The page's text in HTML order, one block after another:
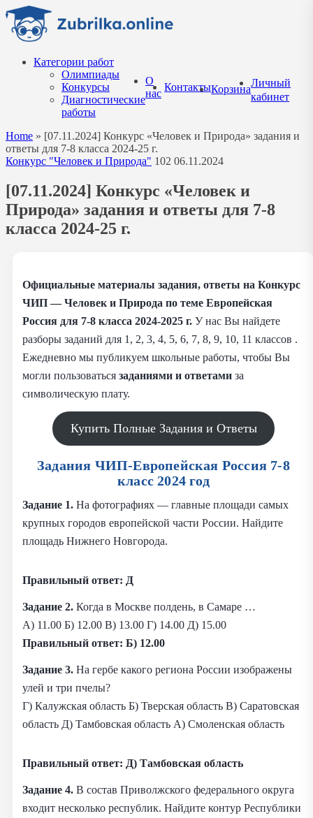
Перейти
содержанию
Категории работ
Олимпиады
Конкурсы
Диагностические
работы
О
нас
КонтактыКорзина
Личный
кабинет
Home » [07.11.2024] Конкурс «Человек и Природа» задания и
ответы для 7-8 класса 2024-25 г.
Конкурс "Человек и Природа" 102 06.11.2024
[07.11.2024] Конкурс «Человек и
Природа» задания и ответы для 7-8
класса 2024-25 г.
Официальные материалы задания, ответы на Конкурс
ЧИП — Человек и Природа по теме Европейская
Россия для 7-8 класса 2024-2025 г. У нас Вы найдете
разборы заданий для 1, 2, 3, 4, 5, 6, 7, 8, 9, 10, 11 классов .
Ежедневно мы публикуем школьные работы, чтобы Вы
могли пользоваться заданиями и ответами за
символическую плату.
Купить Полные Задания и Ответы
Задания ЧИП-Европейская Россия 7-8
класс 2024 год
Задание 1. На фотографиях — главные площади самых
крупных городов европейской части России. Найдите
площадь Нижнего Новгорода.
Правильный ответ: Д
Задание 2. Когда в Москве полдень, в Самаре …
А) 11.00 Б) 12.00 В) 13.00 Г) 14.00 Д) 15.00
Правильный ответ: Б) 12.00
Задание 3. На гербе какого региона России изображены
улей и три пчелы?
Г) Калужская область Б) Тверская область В) Саратовская
область Д) Тамбовская область А) Смоленская область
Правильный ответ: Д) Тамбовская область
Задание 4. В состав Приволжского федерального округа
входит несколько республик. Найдите контур Республики